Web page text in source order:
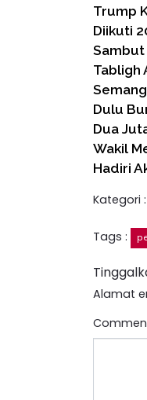
Trump
Diikuti
Sambut
Tabligh
Dulu
Dua
Wakil
Hadiri
Kategori :
Tags :
Alamat